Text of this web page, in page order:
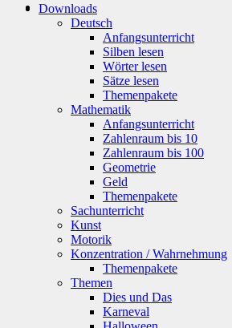
Downloads
Deutsch
Anfangsunterricht
Silben lesen
Wörter lesen
Sätze lesen
Themenpakete
Mathematik
Anfangsunterricht
Zahlenraum bis 10
Zahlenraum bis 100
Geometrie
Geld
Themenpakete
Sachunterricht
Kunst
Motorik
Konzentration / Wahrnehmung
Themenpakete
Themen
Dies und Das
Karneval